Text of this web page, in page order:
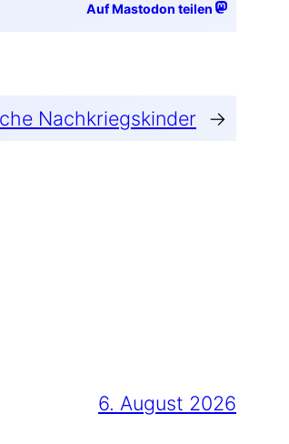
Auf Mastodon teilen
Nachkriegskinder →
6. August 2026